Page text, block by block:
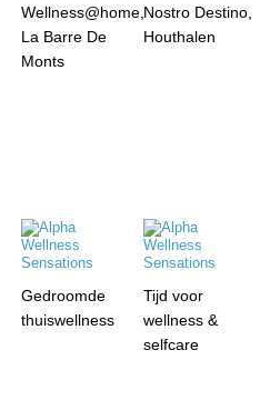
Wellness@home,
La Barre De
Monts
Nostro Destino,
Houthalen
Gedroomde
thuiswellness
Tijd voor
wellness &
selfcare